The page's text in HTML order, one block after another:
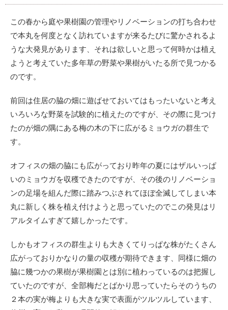
この春から庭や果樹園の管理やリノベーションの打ち合わせ
で本丸を何度となく訪れていますが来るたびに驚かされるよ
うな大発見があります、それは欲しいと思って何時かは植え
ようと考えていた多年草の野菜や果樹がいたる所で見つかる
のです。
前回は住居の脇の畑に遊ばせておいてはもったいないと考え
いろいろな野菜を試験的に植えたのですが、その際に見つけ
たのが畑の隅にある梅の木の下に広がるミョウガの群生で
す。
オフィスの畑の脇にも広がっており昨年の夏にはザルいっぱ
いのミョウガを収穫できたのですが、その後のリノベーショ
ンの足場を組んだ際に踏みつぶされてほぼ全滅してしまい本
丸に新しく株を植え付けようと思っていたのでこの発見はリ
アルタイムすぎて嬉しかったです。
しかもオフィスの群生よりも大きくてりっぱな株がたくさん
広がっておりかなりの量の収穫が期待できます、同様に畑の
脇に幾つかの果樹が果樹園とは別に植わっているのは把握し
ていたのですが、全部梅だとばかり思っていたらそのうちの
２本の実が梅よりも大きな実で表面がツルツルしています、